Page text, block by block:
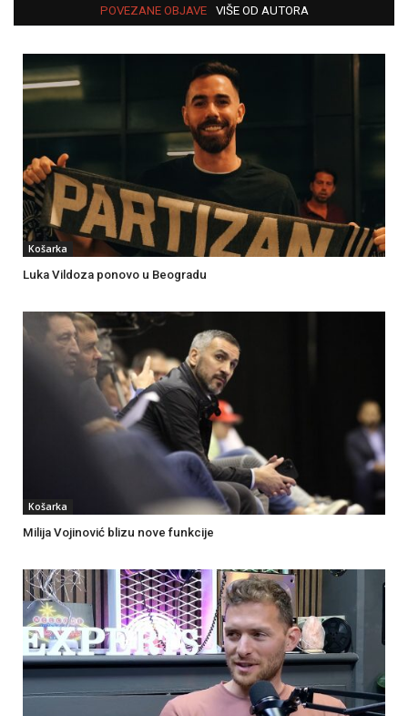
POVEZANE OBJAVE VIŠE OD AUTORA
Košarka
Luka Vildoza ponovo u Beogradu
Košarka
Milija Vojinović blizu nove funkcije